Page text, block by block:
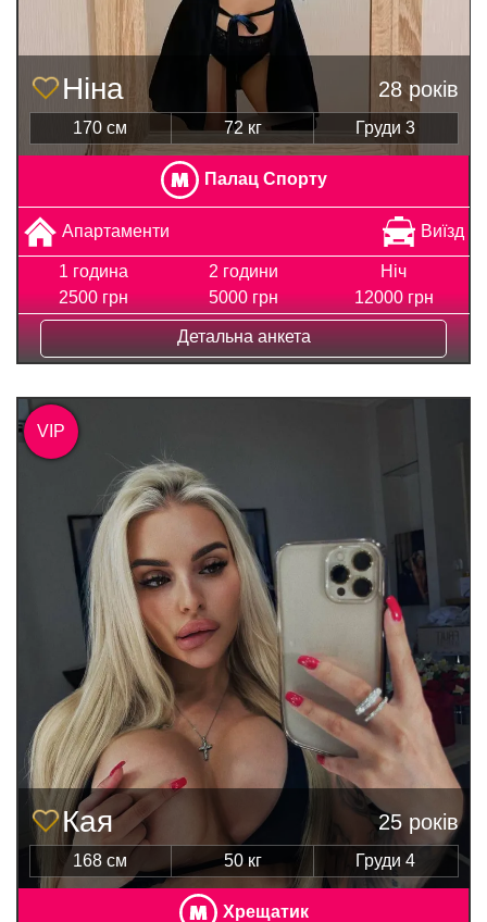
Ніна 28 років
170 см 72 кг Груди 3
Палац Спорту
Апартаменти Виїзд
1 година
2500 грн
2 години
5000 грн
Ніч
12000 грн
Детальна анкета
Кая 25 років
168 см 50 кг Груди 4
Хрещатик
VIP